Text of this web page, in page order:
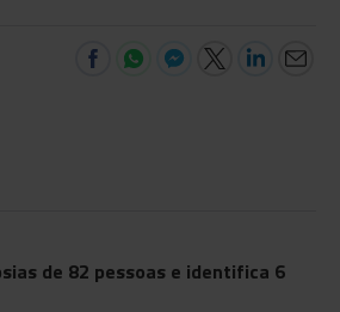
de 82 pessoas e identifica 6